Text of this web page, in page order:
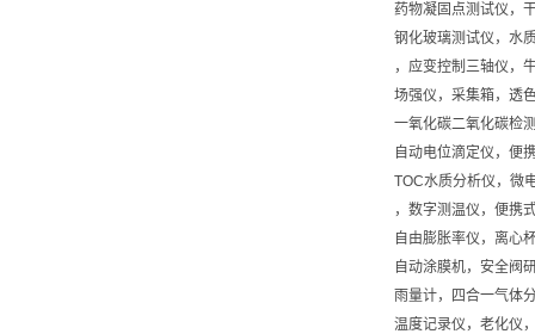
药物凝固点测试仪，
钢化玻璃测试仪，水
，应变控制三轴仪，
场强仪，采集箱，透
一氧化碳二氧化碳检
自动电位滴定仪，便
TOC水质分析仪，微
，数字测温仪，便携
自由膨胀率仪，离心
自动涂膜机，安全阀
雨量计，四合一气体
温度记录仪，老化仪